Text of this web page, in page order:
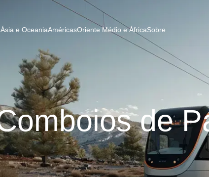
Ásia e OceaniaAméricasOriente Médio e ÁfricaSobre
de